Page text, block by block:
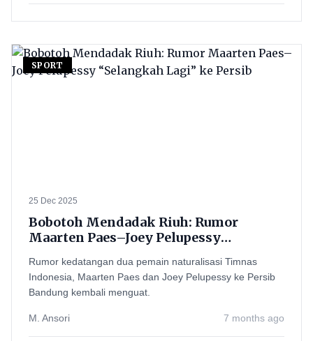
SPORT
25 Dec 2025
Bobotoh Mendadak Riuh: Rumor
Maarten Paes–Joey Pelupessy
Rumor kedatangan dua pemain naturalisasi Timnas
Indonesia, Maarten Paes dan Joey Pelupessy ke Persib
Bandung kembali menguat.
M. Ansori 7 months ago